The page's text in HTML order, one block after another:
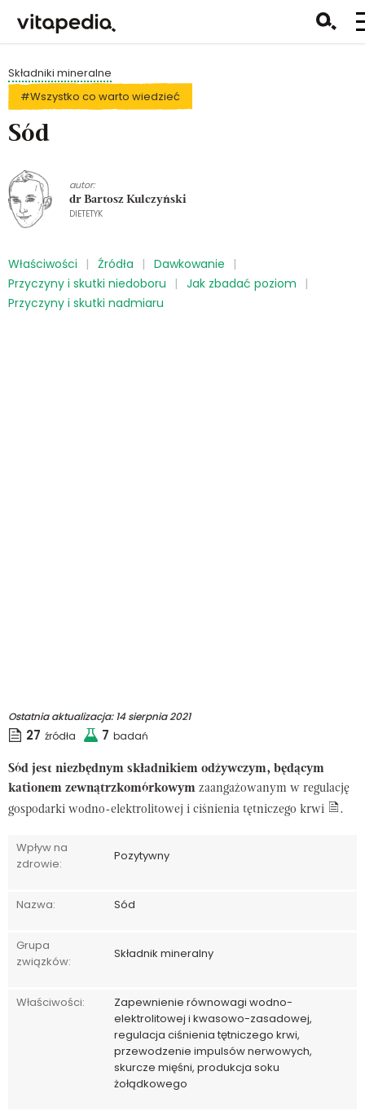
Składniki mineralne
#Wszystko co warto wiedzieć
Sód
autor:
dr Bartosz Kulczyński
DIETETYK
Właściwości Źródła
Dawkowanie
Przyczyny i skutki niedoboru
Jak zbadać poziom
Przyczyny i skutki nadmiaru
Ostatnia aktualizacja:14 sierpnia 2021
27 źródła 7 badań
Sód jest niezbędnym składnikiem odżywczym, będącym
kationem zewnątrzkomórkowym zaangażowanym w regulację
gospodarki wodno-elektrolitowej i ciśnienia tętniczego krwi
.
Wpływ na
zdrowie:
Pozytywny
Nazwa: Sód
Grupa
związków:
Składnik mineralny
Właściwości:
Zapewnienie równowagi wodno-
elektrolitowej i kwasowo-zasadowej,
regulacja ciśnienia tętniczego krwi,
przewodzenie impulsów nerwowych,
skurcze mięśni, produkcja soku
żołądkowego